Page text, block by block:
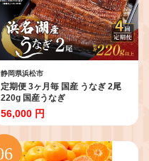
静岡県浜松市
定期便 3ヶ月毎 国産 うなぎ 2尾
220g 国産うなぎ
56,000 円